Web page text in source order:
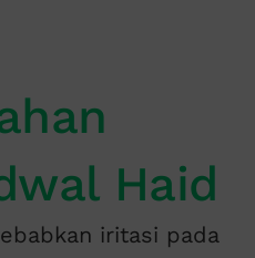
Haid
iritasi pada